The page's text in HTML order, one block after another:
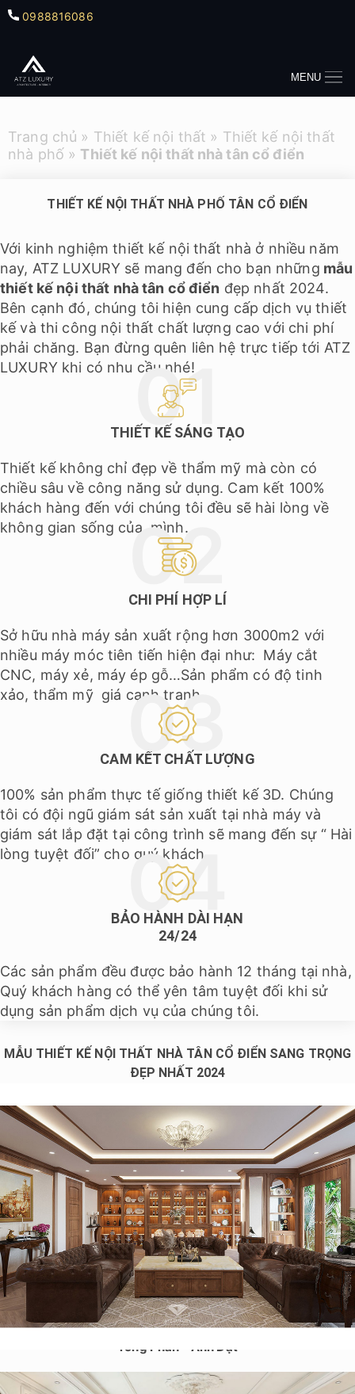
0988816086
MENU
Trang chủ » Thiết kế nội thất » Thiết kế nội thất
nhà phố » Thiết kế nội thất nhà tân cổ điển
THIẾT KẾ NỘI THẤT NHÀ PHỐ TÂN CỔ ĐIỂN
Với kinh nghiệm thiết kế nội thất nhà ở nhiều năm
nay, ATZ LUXURY sẽ mang đến cho bạn những mẫu
thiết kế nội thất nhà tân cổ điển đẹp nhất 2024.
Bên cạnh đó, chúng tôi hiện cung cấp dịch vụ thiết
kế và thi công nội thất chất lượng cao với chi phí
phải chăng. Bạn đừng quên liên hệ trực tiếp tới ATZ
LUXURY khi có nhu cầu nhé!
THIẾT KẾ SÁNG TẠO
Thiết kế không chỉ đẹp về thẩm mỹ mà còn có
chiều sâu về công năng sử dụng. Cam kết 100%
khách hàng đến với chúng tôi đều sẽ hài lòng về
không gian sống của mình.
CHI PHÍ HỢP LÍ
Sở hữu nhà máy sản xuất rộng hơn 3000m2 với
nhiều máy móc tiên tiến hiện đại như: Máy cắt
CNC, máy xẻ, máy ép gỗ…Sản phẩm có độ tinh
xảo, thẩm mỹ giá cạnh tranh.
CAM KẾT CHẤT LƯỢNG
100% sản phẩm thực tế giống thiết kế 3D. Chúng
tôi có đội ngũ giám sát sản xuất tại nhà máy và
giám sát lắp đặt tại công trình sẽ mang đến sự “ Hài
lòng tuyệt đối” cho quý khách.
BẢO HÀNH DÀI HẠN
24/24
Các sản phẩm đều được bảo hành 12 tháng tại nhà,
Quý khách hàng có thể yên tâm tuyệt đối khi sử
dụng sản phẩm dịch vụ của chúng tôi.
MẪU THIẾT KẾ NỘI THẤT NHÀ TÂN CỔ ĐIỂN SANG TRỌNG
ĐẸP NHẤT 2024
Dự án thiết kế nội thất nhà phố tân cổ điển sang trọng tại Vũ
Tông Phan – Anh Đạt